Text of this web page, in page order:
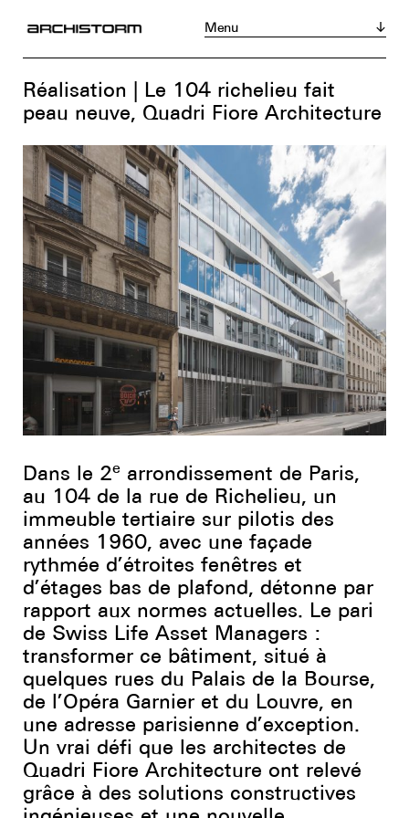
Menu
Actualités
Réalisations
Portraits
Tribunes
Chroniques
Produits
Zoom sur...
Instagram LinkedIn
Facebook
Youtube
Réalisation | Le 104 richelieu fait
peau neuve, Quadri Fiore Architecture
Dans le 2e arrondissement de Paris,
au 104 de la rue de Richelieu, un
immeuble tertiaire sur pilotis des
années 1960, avec une façade
rythmée d’étroites fenêtres et
d’étages bas de plafond, détonne par
rapport aux normes actuelles. Le pari
de Swiss Life Asset Managers :
transformer ce bâtiment, situé à
quelques rues du Palais de la Bourse,
de l’Opéra Garnier et du Louvre, en
une adresse parisienne d’exception.
Un vrai défi que les architectes de
Quadri Fiore Architecture ont relevé
grâce à des solutions constructives